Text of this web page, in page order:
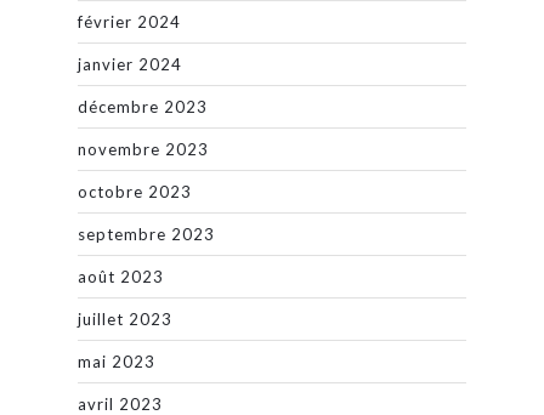
février 2024
janvier 2024
décembre 2023
novembre 2023
octobre 2023
septembre 2023
août 2023
juillet 2023
mai 2023
avril 2023